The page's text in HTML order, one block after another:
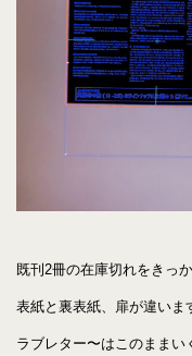
既刊2冊の在庫切れをきっ
表紙と裏表紙、扉が違いま
ラブレター〜はこのままい